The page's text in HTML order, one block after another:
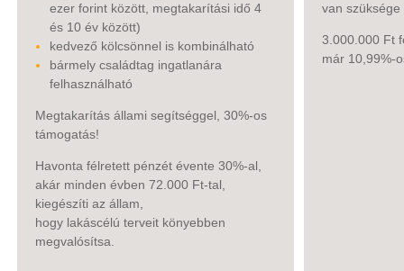
ezer forint között, megtakarítási idő 4
és 10 év között)
kedvező kölcsönnel is kombinálható
bármely családtag ingatlanára
felhasználható
Megtakarítás állami segítséggel, 30%-os
támogatás!
Havonta félretett pénzét évente 30%-al,
akár minden évben 72.000 Ft-tal,
kiegészíti az állam,
hogy lakáscélú terveit könyebben
megvalósítsa.
van szüksége
3.000.000 Ft
már 10,99%-